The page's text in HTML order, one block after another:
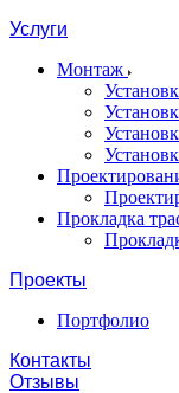
Услуги
Монтаж
Прокладка
Проекты
Портфолио
Контакты
Отзывы